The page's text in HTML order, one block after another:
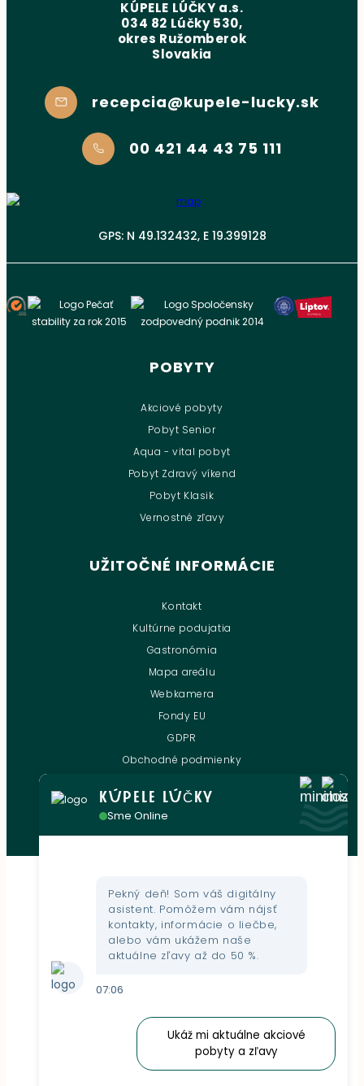
KÚPELE LÚČKY a.s.
034 82 Lúčky 530,
okres Ružomberok
Slovakia
recepcia@kupele-lucky.sk
00 421 44 43 75 111
GPS: N 49.132432, E 19.399128
POBYTY
Akciové pobyty
Pobyt Senior
Aqua - vital pobyt
Pobyt Zdravý víkend
Pobyt Klasik
Vernostné zľavy
UŽITOČNÉ INFORMÁCIE
Kontakt
Kultúrne podujatia
Gastronómia
Mapa areálu
Webkamera
Fondy EU
GDPR
Obchodné podmienky
Oznamovanie protispoločenskej činnosti
KÚPELE LÚČKY
Sme Online
Pekný deň! Som váš digitálny
asistent. Pomôžem vám nájsť
kontakty, informácie o liečbe,
alebo vám ukážem naše
aktuálne zľavy až do 50 %.
07:06
Ukáž mi aktuálne akciové
pobyty a zľavy